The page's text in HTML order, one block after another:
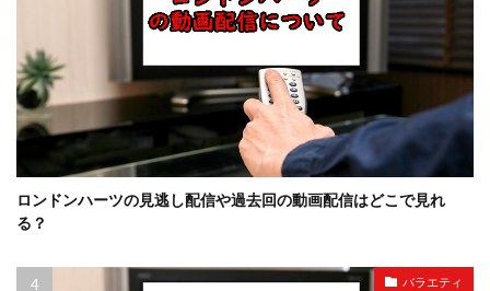
ロンドンハーツの見逃し配信や過去回の動画配信はどこで見れ
る？
バラエティ